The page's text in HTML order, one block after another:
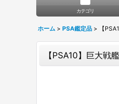
カテゴリ
ホーム > PSA鑑定品 > 【
【PSA10】巨大